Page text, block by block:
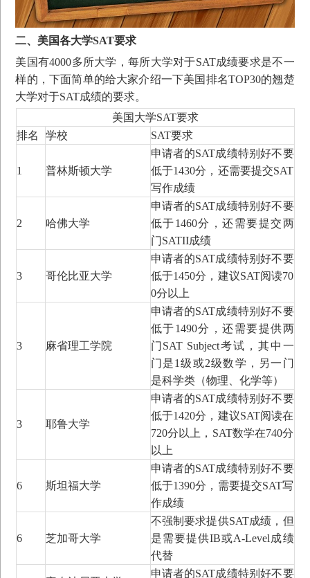
二、美国各大学SAT要求
美国有4000多所大学，每所大学对于SAT成绩要求是不一
样的，下面简单的给大家介绍一下美国排名TOP30的翘楚
大学对于SAT成绩的要求。
美国大学SAT要求
排名
学校 SAT要求
1 普林斯顿大学
申请者的SAT成绩特别好不要
低于1430分，还需要提交SAT
写作成绩
2 哈佛大学
申请者的SAT成绩特别好不要
低于1460分，还需要提交两
门SATII成绩
3 哥伦比亚大学
申请者的SAT成绩特别好不要
低于1450分，建议SAT阅读70
0分以上
3 麻省理工学院
申请者的SAT成绩特别好不要
低于1490分，还需要提供两
门SAT Subject考试，其中一
门是1级或2级数学，另一门
是科学类（物理、化学等）
3 耶鲁大学
申请者的SAT成绩特别好不要
低于1420分，建议SAT阅读在
720分以上，SAT数学在740分
以上
6 斯坦福大学
申请者的SAT成绩特别好不要
低于1390分，需要提交SAT写
作成绩
6 芝加哥大学
不强制要求提供SAT成绩，但
是需要提供IB或A-Level成绩
代替
申请者的SAT成绩特别好不要